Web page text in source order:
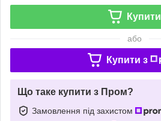
Купити
або
Купити з
Що таке купити з Пром?
Замовлення під захистом